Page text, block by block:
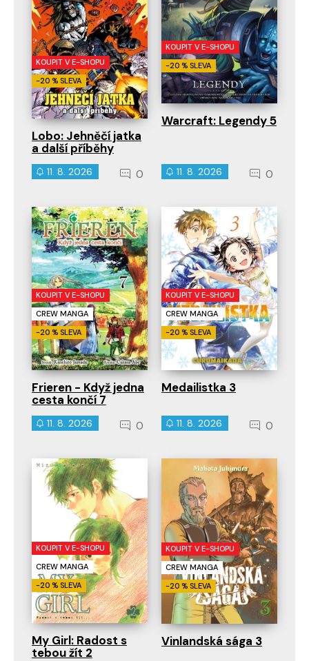
KOUPIT V E-SHOPU
-20 % SLEVA
Lobo: Jehněčí jatka
a další příběhy
11. 8. 2026 0
KOUPIT V E-SHOPU
-20 % SLEVA
Warcraft: Legendy 5
11. 8. 2026 0
KOUPIT V E-SHOPU
CREW MANGA
-20 % SLEVA
Frieren - Když jedna
cesta končí 7
11. 8. 2026 0
KOUPIT V E-SHOPU
CREW MANGA
-20 % SLEVA
Medailistka 3
11. 8. 2026 0
KOUPIT V E-SHOPU
CREW MANGA
-20 % SLEVA
My Girl: Radost s
tebou žít 2
KOUPIT V E-SHOPU
CREW MANGA
-20 % SLEVA
Vinlandská sága 3